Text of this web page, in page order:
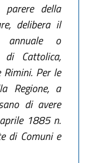
parere della
delibera il
annuale o
Cattolica,
Rimini. Per le
Regione, a
di avere
1885 n.
di Comuni e